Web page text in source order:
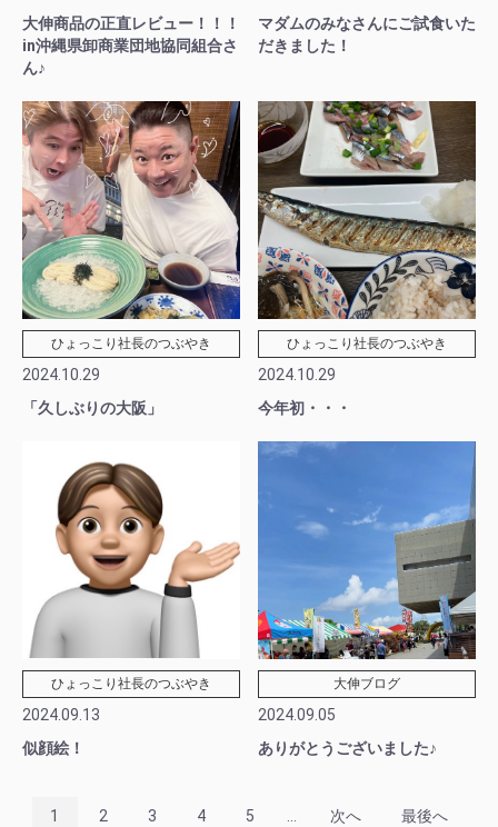
大伸商品の正直レビュー！！！
in沖縄県卸商業団地協同組合さ
ん♪
マダムのみなさんにご試食いた
だきました！
ひょっこり社長のつぶやき
2024.10.29
「久しぶりの大阪」
ひょっこり社長のつぶやき
2024.10.29
今年初・・・
ひょっこり社長のつぶやき
2024.09.13
似顔絵！
大伸ブログ
2024.09.05
ありがとうございました♪
1 2 3 4 5 次へ 最後へ